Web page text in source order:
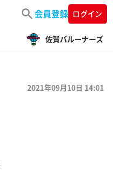
会員登録 ログイン
佐賀バルーナーズ
2021年09月10日 14:01